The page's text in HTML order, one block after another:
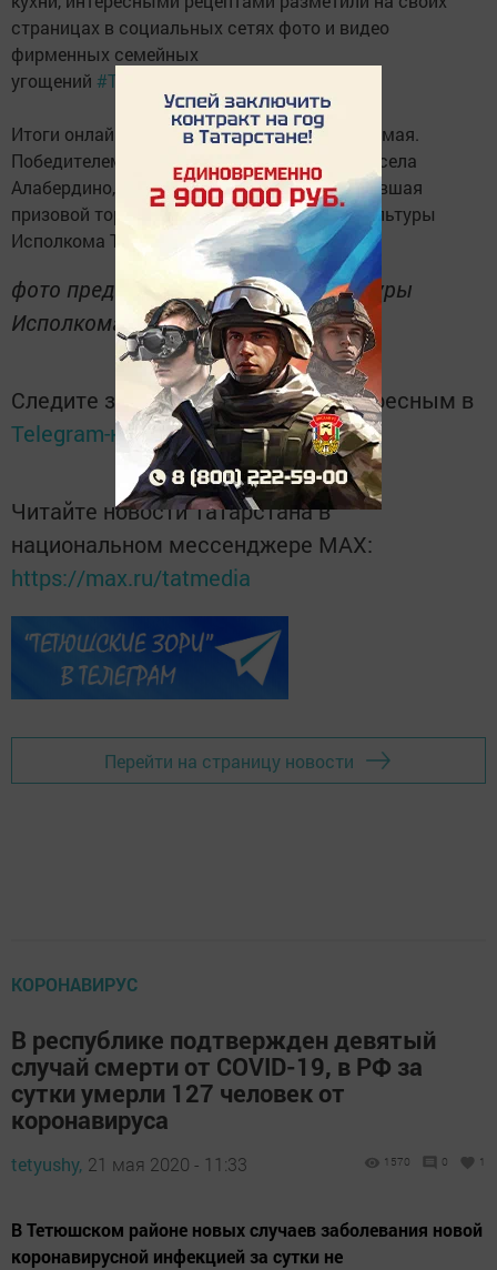
страницах в социальных сетях фото и видео
фирменных семейных
угощений #Тетюши_готовимсемьей
Итоги онлайн конкурса были подведены 20 мая.
Победителем стала Арсланова Рушания из села
Алабердино, набравшая 82 голоса и получившая
призовой торт. Об этом сообщает Отдел культуры
Исполкома Тетюшского района.
фото предоставлено Отделом культуры
Исполкома Тетюшского района.
Следите за самым важным и интересным в
Telegram-каналеТатмедиа
Читайте новости Татарстана в
национальном мессенджере MАХ:
https://max.ru/tatmedia
Перейти на страницу новости
КОРОНАВИРУС
В республике подтвержден девятый
случай смерти от COVID-19, в РФ за
сутки умерли 127 человек от
коронавируса
tetyushy, 21 мая 2020 - 11:33 1570 0 1
В Тетюшском районе новых случаев заболевания новой
коронавирусной инфекцией за сутки не